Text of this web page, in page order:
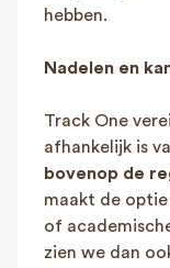
hebben.
Nadelen en
Track One
afhankelijk is
bovenop de
maakt de
of
zien we dan